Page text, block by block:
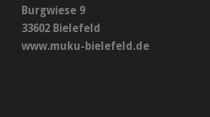
Burgwiese 9
33602 Bielefeld
www.muku-bielefeld.de